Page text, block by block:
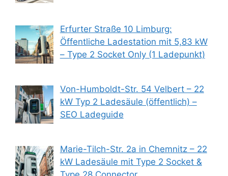
Erfurter Straße 10 Limburg:
Öffentliche Ladestation mit 5,83 kW
– Type 2 Socket Only (1 Ladepunkt)
Von-Humboldt-Str. 54 Velbert – 22
kW Typ 2 Ladesäule (öffentlich) –
SEO Ladeguide
Marie-Tilch-Str. 2a in Chemnitz – 22
kW Ladesäule mit Type 2 Socket &